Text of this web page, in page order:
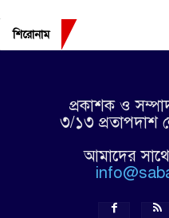
শিরোনাম
প্রকাশক ও
৩/১৩ প্রতাপদাশ
আমাদের